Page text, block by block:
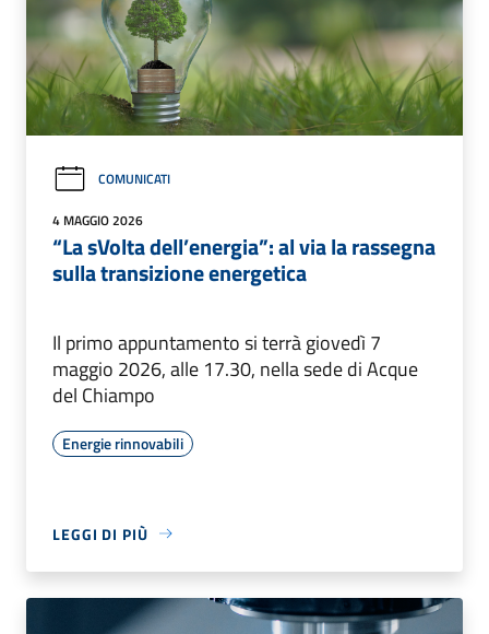
COMUNICATI
4 MAGGIO 2026
“La sVolta dell’energia”: al via la rassegna
sulla transizione energetica
Il primo appuntamento si terrà giovedì 7
maggio 2026, alle 17.30, nella sede di Acque
del Chiampo
Energie rinnovabili
LEGGI DI PIÙ